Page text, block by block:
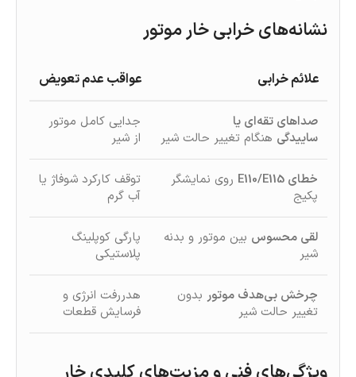
نشانه‌های خرابی خار موتور
علائم خرابی عواقب عدم تعویض
صداهای تقه‌ای یا
ساییدگی هنگام تغییر حالت شیر
جدایی کامل موتور
از شیر
خطای E110/E115
روی نمایشگر
پکیج
توقف کارکرد شوفاژ یا
آب گرم
لقی محسوس بین موتور و بدنه
شیر
پارگی کوپلینگ
پلاستیکی
چرخش بی‌هدف موتور بدون
تغییر حالت شیر
هدررفت انرژی و
فرسایش قطعات